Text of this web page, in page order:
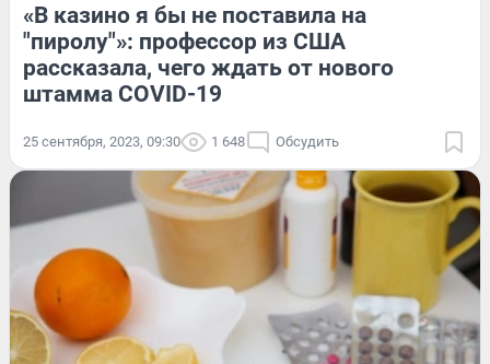
«В казино я бы не поставила на
"пиролу"»: профессор из США
рассказала, чего ждать от нового
штамма COVID-19
25 сентября, 2023, 09:30 1 648 Обсудить